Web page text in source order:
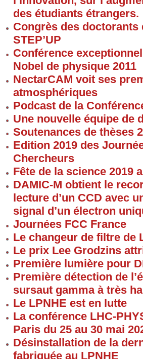
des étudiants étrangers.
Congrès des doctorants
STEP’UP
Conférence
Nobel de physique 2011
NectarCAM voit ses
atmosphériques
Podcast de la
Une nouvelle équipe de
Soutenances de thèses
Edition 2019 des
Chercheurs
Fête de la science 2019
DAMIC-M obtient le
lecture d’un CCD avec
signal d’un électron
Journées FCC France
Le changeur de filtre de
Le prix Lee Grodzins
Première lumière pour
Première détection de
sursaut gamma à très
Le LPNHE est en lutte
La conférence LHC-
Paris du 25 au 30 mai
Désinstallation de la
fabriquée au LPNHE